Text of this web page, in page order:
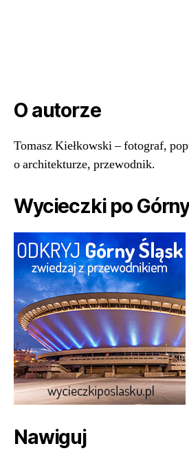
O autorze
Tomasz Kiełkowski – fotograf,
o architekturze, przewodnik.
Wycieczki po
Nawiguj